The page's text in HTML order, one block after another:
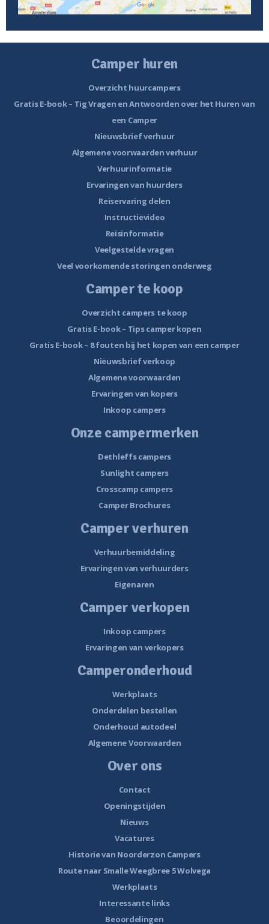
Camper huren
Overzicht huurcampers
Gratis E-book – Tig Vragen en Antwoorden over het Huren van
een Camper
Nieuwsbrief verhuur
Algemene voorwaarden verhuur
Verhuurinformatie
Ervaringen van huurders
Reiservaring delen
Instructievideo
Reisinformatie
Veelgestelde vragen
Veel voorkomende storingen onderweg
Camper te koop
Overzicht campers te koop
Gratis E-book – Tips camper kopen
Gratis E-book – 8 fouten bij het kopen van een camper
Nieuwsbrief verkoop
Algemene voorwaarden
Ervaringen van kopers
Inkoop campers
Onze campermerken
Dethleffs campers
Sunlight campers
Crosscamp campers
Camper Brochures
Camper verhuren
Verhuurbemiddeling
Ervaringen van verhuurders
Eigenaren
Camper verkopen
Inkoop campers
Ervaringen van verkopers
Camperonderhoud
Werkplaats
Onderdelen bestellen
Onderhoud autodeel
Algemene Voorwaarden
Over ons
Contact
Openingstijden
Nieuws
Vacatures
Historie van Noorderzon Campers
Route naar Smalle Weegbree 5 Wolvega
Werkplaats
Interessante links
Beoordelingen